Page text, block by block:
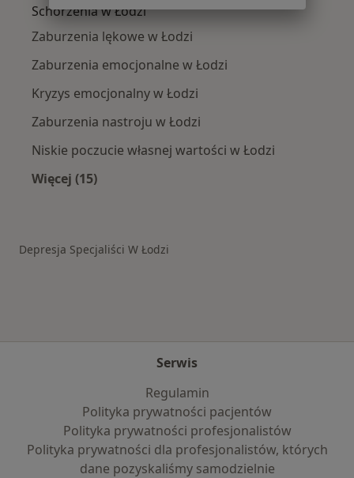
Schorzenia w Łodzi
Zaburzenia lękowe w Łodzi
Zaburzenia emocjonalne w Łodzi
Kryzys emocjonalny w Łodzi
Zaburzenia nastroju w Łodzi
Niskie poczucie własnej wartości w Łodzi
Więcej (15)
Depresja Specjaliści W Łodzi
Serwis
Regulamin
Polityka prywatności pacjentów
Polityka prywatności profesjonalistów
Polityka prywatności dla profesjonalistów, których
dane pozyskaliśmy samodzielnie